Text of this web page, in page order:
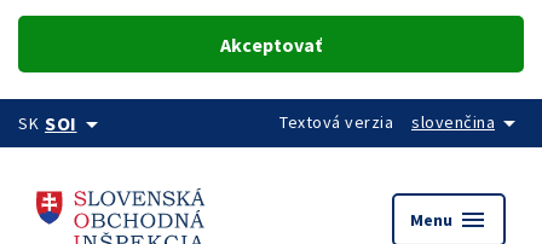
Akceptovať
SK SOIarrow_drop_down Textová verzia slovenčina arrow_drop_down
Menu menu